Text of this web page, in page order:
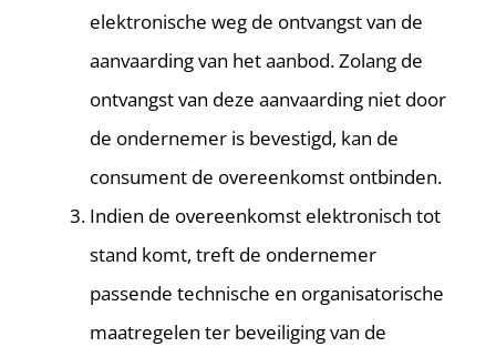
elektronische weg de ontvangst van de
aanvaarding van het aanbod. Zolang de
ontvangst van deze aanvaarding niet door
de ondernemer is bevestigd, kan de
consument de overeenkomst ontbinden.
Indien de overeenkomst elektronisch tot
stand komt, treft de ondernemer
passende technische en organisatorische
maatregelen ter beveiliging van de